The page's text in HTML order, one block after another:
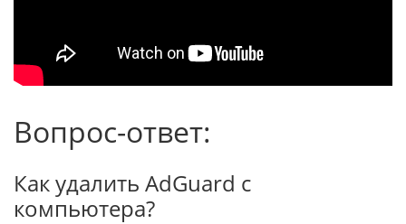
Вопрос-ответ:
Как удалить AdGuard с
компьютера?